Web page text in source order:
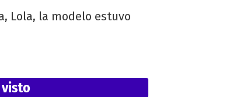
Lola, la modelo estuvo
visto